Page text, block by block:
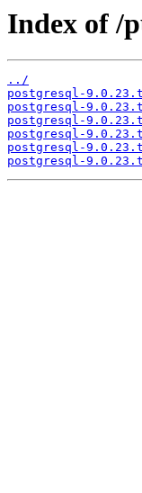
Index of /
../
postgresql-
postgresql-
postgresql-
postgresql-
postgresql-
postgresql-